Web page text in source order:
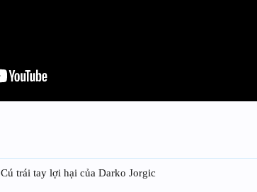
Cú trái tay lợi hại của Darko Jorgic